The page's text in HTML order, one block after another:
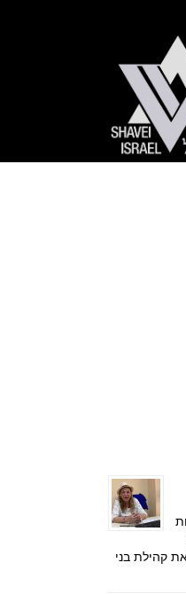
קהילת בני